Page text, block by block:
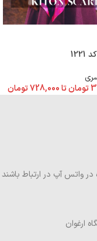
تومانتا728,000تومان
واتس آپ در ارتباط باشند
ارغوان